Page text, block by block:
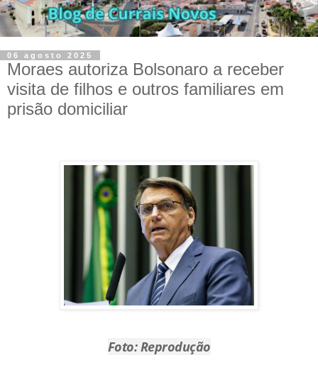
06 agosto 2025
Moraes autoriza Bolsonaro a receber
visita de filhos e outros familiares em
prisão domiciliar
Foto: Reprodução